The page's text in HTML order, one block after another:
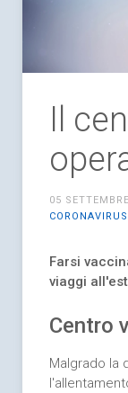
Il
05
Farsi
viaggi
Centro
Malgrado la